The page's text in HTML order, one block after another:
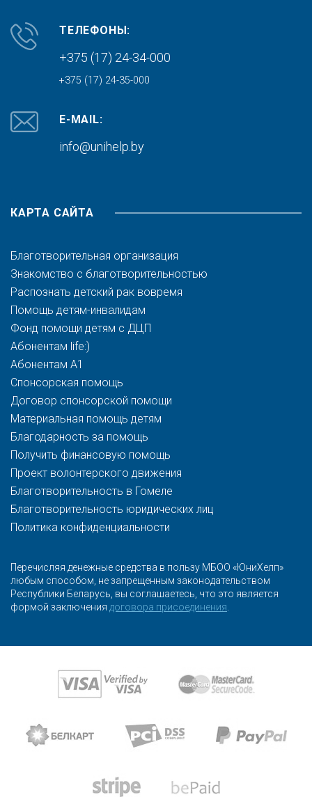
ТЕЛЕФОНЫ:
+375 (17) 24-34-000
+375 (17) 24-35-000
E-MAIL:
info@unihelp.by
КАРТА САЙТА
Благотворительная организация
Знакомство с благотворительностью
Распознать детский рак вовремя
Помощь детям-инвалидам
Фонд помощи детям с ДЦП
Абонентам life:)
Абонентам A1
Спонсорская помощь
Договор спонсорской помощи
Материальная помощь детям
Благодарность за помощь
Получить финансовую помощь
Проект волонтерского движения
Благотворительность в Гомеле
Благотворительность юридических лиц
Политика конфиденциальности
Перечисляя денежные средства в пользу МБОО «ЮниХелп»
любым способом, не запрещенным законодательством
Республики Беларусь, вы соглашаетесь, что это является
формой заключения договора присоединения.